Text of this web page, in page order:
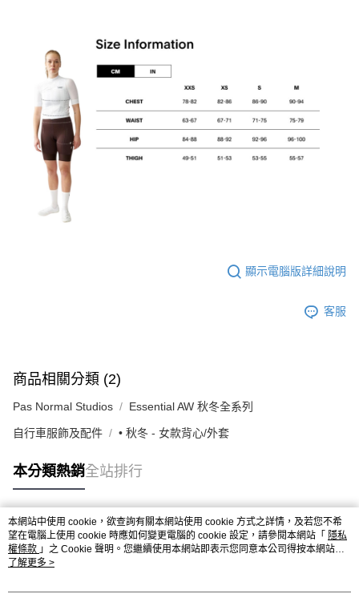
顯示電腦版詳細說明
客服
商品相關分類 (2)
Pas Normal Studios Essential AW 秋冬全系列
自行車服飾及配件 • 秋冬 - 女款背心/外套
本分類熱銷全站排行
熱門標籤
本網站中使用 cookie，欲查詢有關本網站使用 cookie 方式之詳情，及若您不希
望在電腦上使用 cookie 時應如何變更電腦的 cookie 設定，請參閱本網站「 隱私
權條款 」之 Cookie 聲明。您繼續使用本網站即表示您同意本公司得按本網站使
用條款之 Cookie 聲明使用 cookie。
了解更多 >